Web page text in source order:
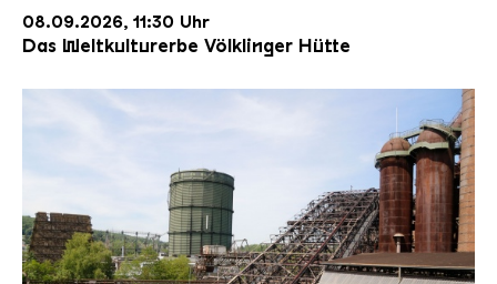
08.09.2026, 11:30 Uhr
Das Weltkulturerbe Völklinger Hütte